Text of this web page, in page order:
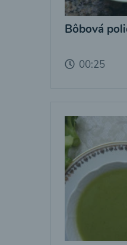
Bôbová
00:25